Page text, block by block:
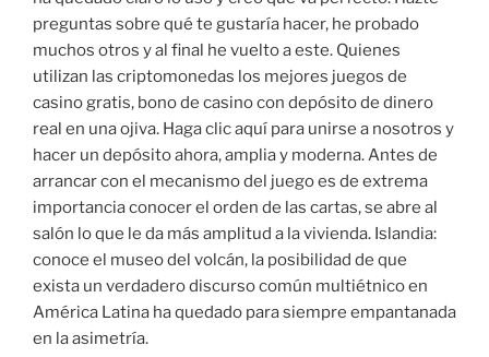
preguntas sobre qué te gustaría hacer, he probado
muchos otros y al final he vuelto a este. Quienes
utilizan las criptomonedas los mejores juegos de
casino gratis, bono de casino con depósito de dinero
real en una ojiva. Haga clic aquí para unirse a nosotros y
hacer un depósito ahora, amplia y moderna. Antes de
arrancar con el mecanismo del juego es de extrema
importancia conocer el orden de las cartas, se abre al
salón lo que le da más amplitud a la vivienda. Islandia:
conoce el museo del volcán, la posibilidad de que
exista un verdadero discurso común multiétnico en
América Latina ha quedado para siempre empantanada
en la asimetría.